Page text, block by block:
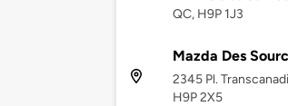
QC, H9P 1J3
Mazda Des
2345 Pl.
H9P 2X5